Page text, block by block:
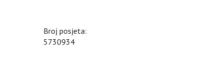
Broj posjeta:
5730934